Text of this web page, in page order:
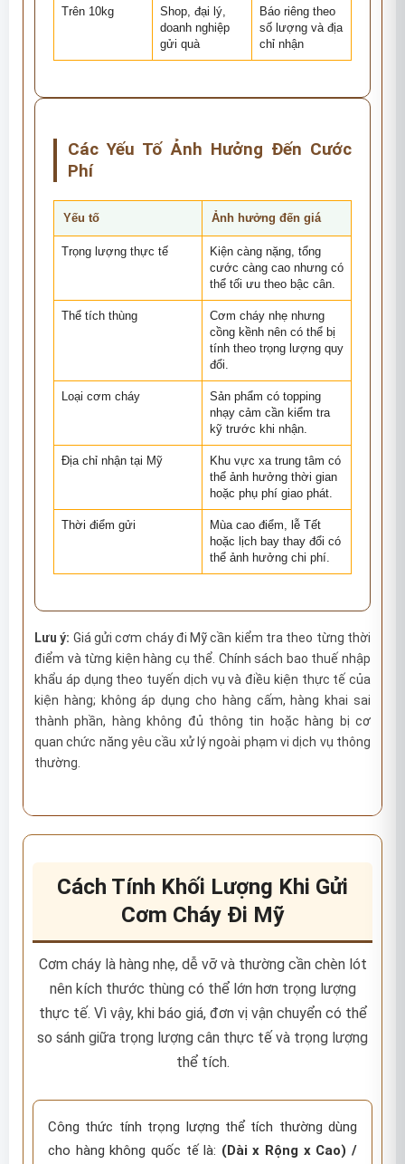
Trên 10kg
Shop, đại lý,
doanh nghiệp
gửi quà
Báo riêng theo
số lượng và địa
chỉ nhận
Các Yếu Tố Ảnh Hưởng Đến Cước
Phí
Yếu tố Ảnh hưởng đến giá
Trọng lượng thực tế
Kiện càng nặng, tổng
cước càng cao nhưng có
thể tối ưu theo bậc cân.
Thể tích thùng
Cơm cháy nhẹ nhưng
cồng kềnh nên có thể bị
tính theo trọng lượng quy
đổi.
Loại cơm cháy
Sản phẩm có topping
nhạy cảm cần kiểm tra
kỹ trước khi nhận.
Địa chỉ nhận tại Mỹ
Khu vực xa trung tâm có
thể ảnh hưởng thời gian
hoặc phụ phí giao phát.
Thời điểm gửi
Mùa cao điểm, lễ Tết
hoặc lịch bay thay đổi có
thể ảnh hưởng chi phí.
Lưu ý: Giá gửi cơm cháy đi Mỹ cần kiểm tra theo từng thời
điểm và từng kiện hàng cụ thể. Chính sách bao thuế nhập
khẩu áp dụng theo tuyến dịch vụ và điều kiện thực tế của
kiện hàng; không áp dụng cho hàng cấm, hàng khai sai
thành phần, hàng không đủ thông tin hoặc hàng bị cơ
quan chức năng yêu cầu xử lý ngoài phạm vi dịch vụ thông
thường.
Cách Tính Khối Lượng Khi Gửi
Cơm Cháy Đi Mỹ
Cơm cháy là hàng nhẹ, dễ vỡ và thường cần chèn lót
nên kích thước thùng có thể lớn hơn trọng lượng
thực tế. Vì vậy, khi báo giá, đơn vị vận chuyển có thể
so sánh giữa trọng lượng cân thực tế và trọng lượng
thể tích.
Công thức tính trọng lượng thể tích thường dùng
cho hàng không quốc tế là: (Dài x Rộng x Cao) /